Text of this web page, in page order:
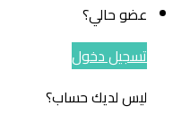
عضو حالي؟
تسجيل دخول
ليس لديك حساب؟